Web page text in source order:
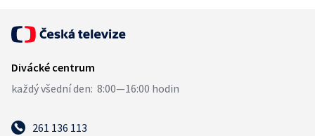
261 136 113